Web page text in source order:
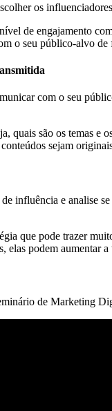
os
de engajamento
o seu público-alvo
com o seu
quais são os temas
sejam
influência e analise
que pode trazer
podem aumentar
de Marketing